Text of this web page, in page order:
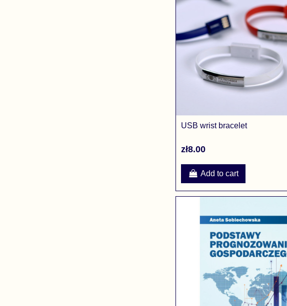
USB wrist bracelet
zł8.00
Add to cart